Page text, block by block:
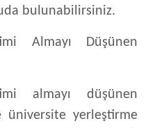
bulunabilirsiniz.
Almayı Düşünen
almayı düşünen
üniversite yerleştirme